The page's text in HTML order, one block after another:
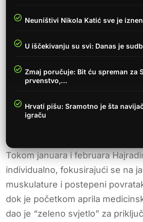
Neuništivi Nikola Katić sve je
U iščekivanju su svi: Danas je
Zmaj poručuje: Bit ću spreman za
prvenstvo,…
Hrvati pišu: Sramotno je šta
igraču
Tokom januara i februara
individualno, fokusirajući se na
muskulature i postepeni
dok je početkom aprila
dao je “zeleno svjetlo” za